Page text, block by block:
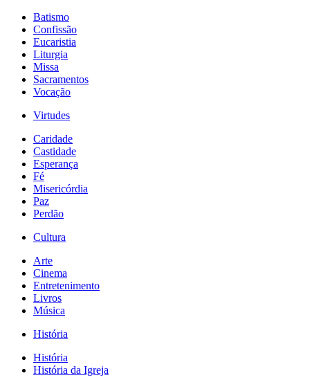
Batismo
Confissão
Eucaristia
Liturgia
Missa
Sacramentos
Vocação
Virtudes
Caridade
Castidade
Esperança
Fé
Misericórdia
Paz
Perdão
Cultura
Arte
Cinema
Entretenimento
Livros
Música
História
História
História da Igreja